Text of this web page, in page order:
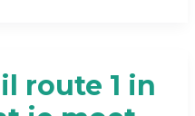
route 1 in